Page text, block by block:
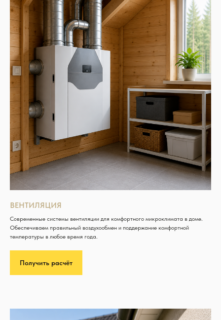
ВЕНТИЛЯЦИЯ
Современные системы вентиляции для комфортного микроклимата в доме.
Обеспечиваем правильный воздухообмен и поддержание комфортной
температуры в любое время года.
Получить расчёт